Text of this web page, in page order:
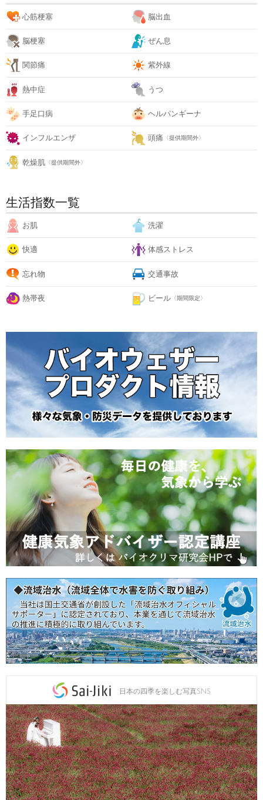
心筋梗塞 脳出血
脳梗塞 ぜん息
関節痛 紫外線
熱中症 うつ
手足口病 ヘルパンギーナ
インフルエンザ 頭痛 〈提供期間外〉
乾燥肌 〈提供期間外〉
生活指数一覧
お肌 洗濯
快適 体感ストレス
忘れ物 交通事故
熱帯夜 ビール 〈期間限定〉
日本の四季を楽しむ写真SNS